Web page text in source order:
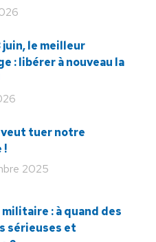
juin, le meilleur
: libérer à nouveau la
veut tuer notre
!
2025
: à quand des
sérieuses et